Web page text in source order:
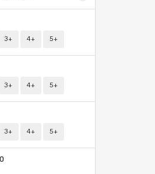
3+ 4+ 5+
3+ 4+ 5+
3+ 4+ 5+